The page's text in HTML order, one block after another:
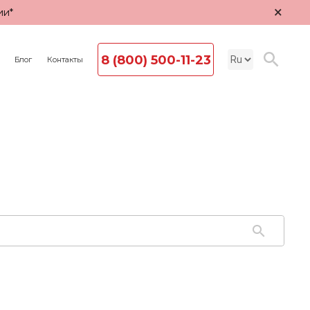
×
Блог Контакты 8 (800) 500-11-23